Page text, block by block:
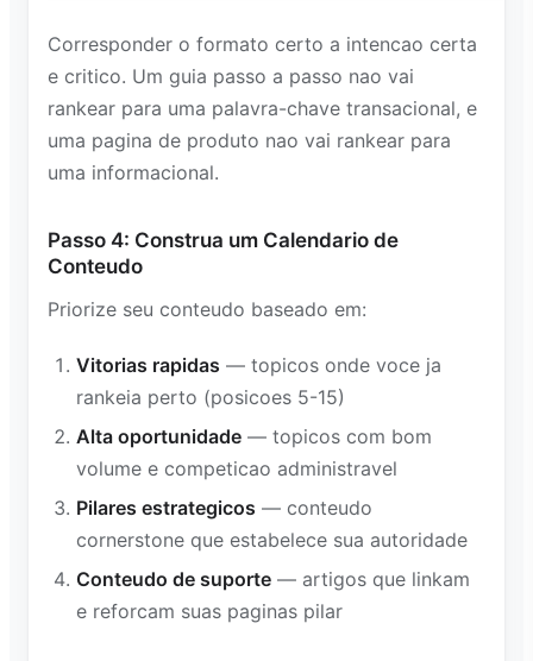
Corresponder o formato certo a intencao certa
e critico. Um guia passo a passo nao vai
rankear para uma palavra-chave transacional, e
uma pagina de produto nao vai rankear para
uma informacional.
Passo 4: Construa um Calendario de
Conteudo
Priorize seu conteudo baseado em:
Vitorias rapidas — topicos onde voce ja
rankeia perto (posicoes 5-15)
Alta oportunidade — topicos com bom
volume e competicao administravel
Pilares estrategicos — conteudo
cornerstone que estabelece sua autoridade
Conteudo de suporte — artigos que linkam
e reforcam suas paginas pilar